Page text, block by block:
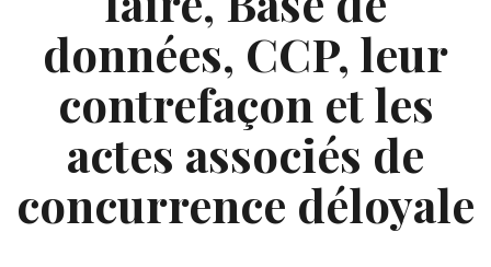
données, CCP, leur
contrefaçon et les
actes associés de
concurrence déloyale